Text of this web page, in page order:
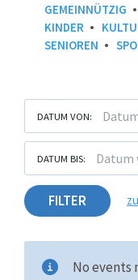
GEMEINNÜTZIG
KINDER
SENIOREN
DATUM VON:
DATUM BIS:
FILTER
No events